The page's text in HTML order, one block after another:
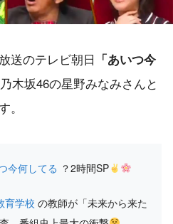
送のテレビ朝日 「あいつ今
木坂46の星野みなみさんと
。
今何してる ？2時間SP
育学校 の教師が「未来から来た